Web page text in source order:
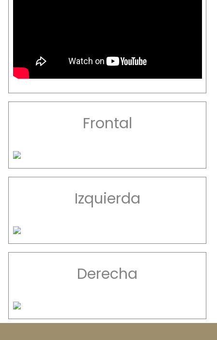
Frontal
Izquierda
Derecha